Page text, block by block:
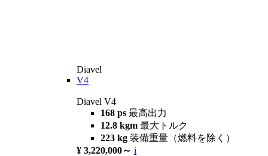
Diavel
V4
Diavel V4
168 ps 最高出力
12.8 kgm 最大トルク
223 kg 装備重量（燃料を除く）
¥ 3,220,000～ i